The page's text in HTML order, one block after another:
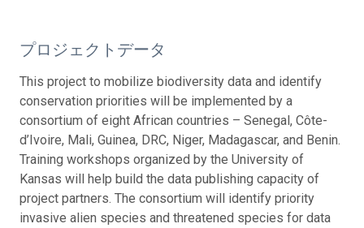
プロジェクトデータ
This project to mobilize biodiversity data and identify
conservation priorities will be implemented by a
consortium of eight African countries – Senegal, Côte-
d’Ivoire, Mali, Guinea, DRC, Niger, Madagascar, and Benin.
Training workshops organized by the University of
Kansas will help build the data publishing capacity of
project partners. The consortium will identify priority
invasive alien species and threatened species for data